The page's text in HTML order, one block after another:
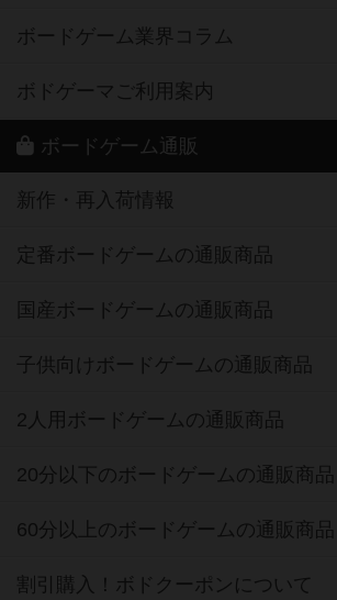
ボードゲーム業界コラム
ボドゲーマご利用案内
ボードゲーム通販
新作・再入荷情報
定番ボードゲームの通販商品
国産ボードゲームの通販商品
子供向けボードゲームの通販商品
2人用ボードゲームの通販商品
20分以下のボードゲームの通販商品
60分以上のボードゲームの通販商品
割引購入！ボドクーポンについて